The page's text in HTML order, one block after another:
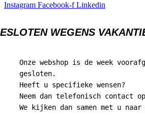
Instagram Facebook-f Linkedin
WEGENS
Onze webshop is de week
gesloten.
Heeft u specifieke wensen?
Neem dan telefonisch contact
We kijken dan samen met u